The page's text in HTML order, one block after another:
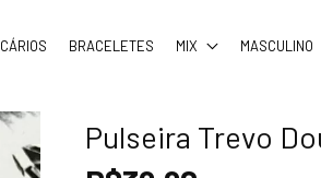
BRACELETES MIX MASCULINO
Pulseira Trevo